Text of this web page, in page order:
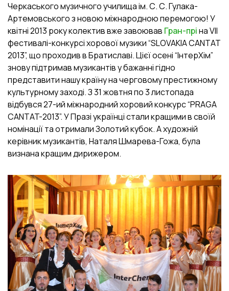
Черкаського музичного училища ім. С. С. Гулака-
Артемовського з новою міжнародною перемогою! У
квітні 2013 року колектив вже завоював Гран-пріна VII
фестивалі-конкурсі хорової музики “SLOVAKIA CANTAT
2013”, що проходив в Братиславі. Цієї осені “ІнтерХім”
знову підтримав музикантів у бажанні гідно
представити нашу країну на черговому престижному
культурному заході. З 31 жовтня по 3 листопада
відбувся 27-ий міжнародний хоровий конкурс “PRAGA
CANTAT-2013”. У Празі українці стали кращими в своїй
номінації та отримали Золотий кубок. А художній
керівник музикантів, Наталя Шмарева-Гожа, була
визнана кращим дирижером.